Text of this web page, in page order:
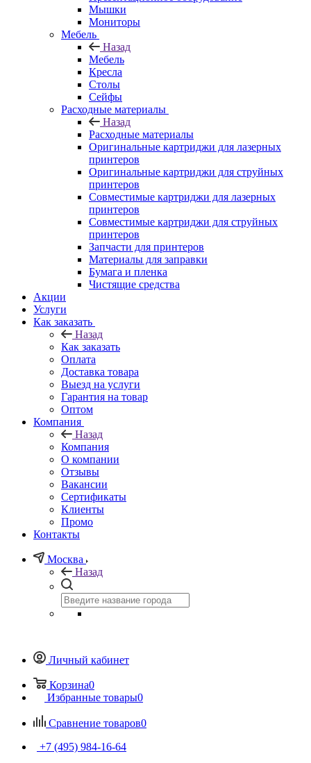
Мышки
Мониторы
Мебель
Назад
Мебель
Кресла
Столы
Сейфы
Расходные материалы
Назад
Расходные материалы
Оригинальные картриджи для лазерных
принтеров
Оригинальные картриджи для струйных
принтеров
Совместимые картриджи для лазерных
принтеров
Совместимые картриджи для струйных
принтеров
Запчасти для принтеров
Материалы для заправки
Бумага и пленка
Чистящие средства
Акции
Услуги
Как заказать
Назад
Как заказать
Оплата
Доставка товара
Выезд на услуги
Гарантия на товар
Оптом
Компания
Назад
Компания
О компании
Отзывы
Вакансии
Сертификаты
Клиенты
Промо
Контакты
Москва
Назад
Личный кабинет
Корзина0
Избранные товары0
Сравнение товаров0
+7 (495) 984-16-64